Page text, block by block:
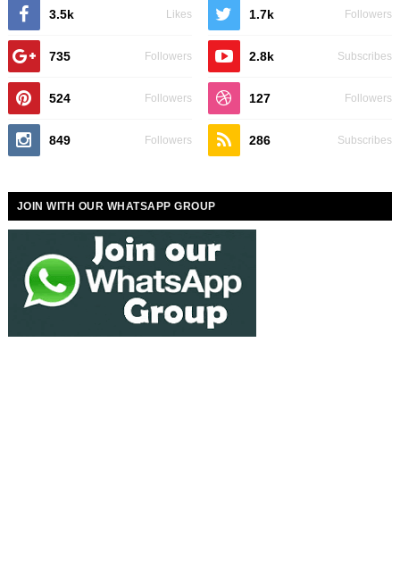
3.5k Likes 1.7k Followers
735 Followers 2.8k Subscribes
524 Followers 127 Followers
849 Followers 286 Subscribes
JOIN WITH OUR WHATSAPP GROUP